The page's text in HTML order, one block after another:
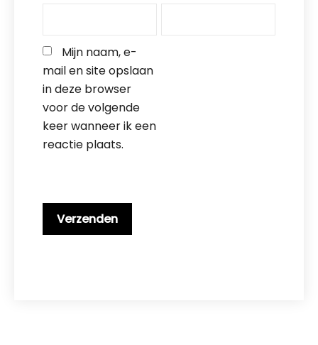
Mijn naam, e-
mail en site opslaan
in deze browser
voor de volgende
keer wanneer ik een
reactie plaats.